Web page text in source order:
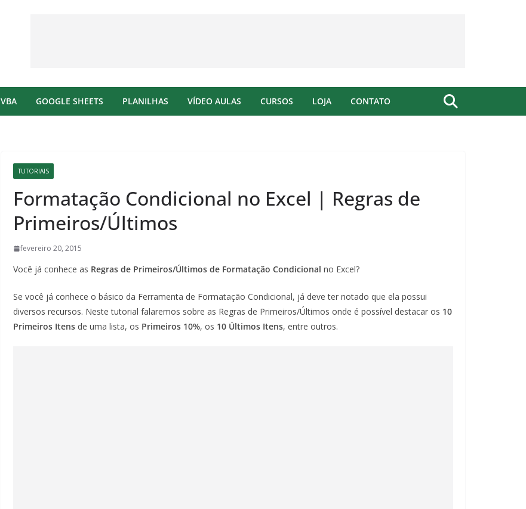
VBA GOOGLE SHEETS PLANILHAS VÍDEO AULAS CURSOS LOJA CONTATO
TUTORIAIS
Formatação Condicional no Excel | Regras de
Primeiros/Últimos
fevereiro 20, 2015
Você já conhece as Regras de Primeiros/Últimos de Formatação Condicional no Excel?
Se você já conhece o básico da Ferramenta de Formatação Condicional, já deve ter notado que ela possui
diversos recursos. Neste tutorial falaremos sobre as Regras de Primeiros/Últimos onde é possível destacar os 10
Primeiros Itens de uma lista, os Primeiros 10%, os 10 Últimos Itens, entre outros.